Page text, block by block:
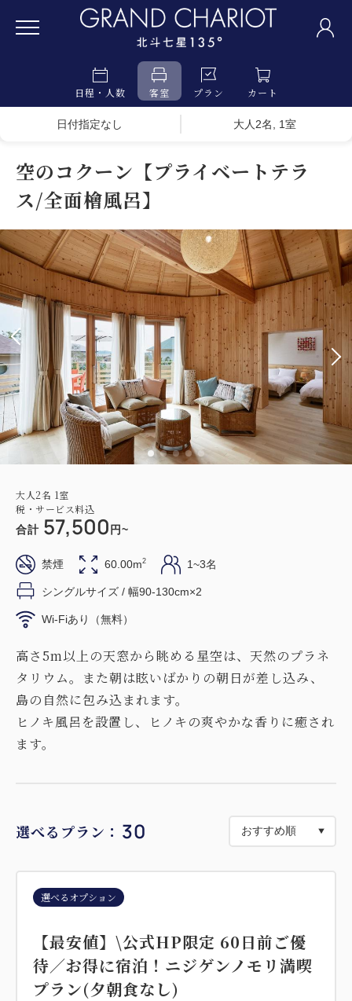
日程・人数 客室 プラン カート
日付指定なし 大人2名, 1室
空のコクーン【プライベートテラ
ス/全面檜風呂】
大人2名 1室
税・サービス料込
合計 57,500 円~
禁煙 60.00m2 1~3名
シングルサイズ / 幅90-130cm×2
Wi-Fiあり（無料）
高さ5m以上の天窓から眺める星空は、天然のプラネ
タリウム。また朝は眩いばかりの朝日が差し込み、
島の自然に包み込まれます。
ヒノキ風呂を設置し、ヒノキの爽やかな香りに癒され
ます。
選べるプラン： 30
選べるオプション
【最安値】\公式HP限定 60日前ご優
待／お得に宿泊！ニジゲンノモリ満喫
プラン(夕朝食なし)